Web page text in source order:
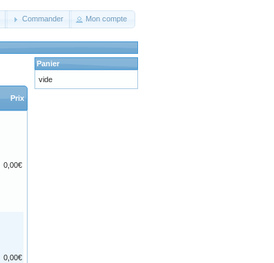
Commander Mon compte
Prix
0,00€
0,00€
Panier
vide